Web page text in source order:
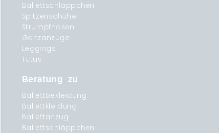
Ballettschläppchen
Spitzenschuhe
Strumpfhosen
Ganzanzüge
Leggings
Tutus
Beratung zu
Ballettbekleidung
Ballettkleidung
Ballettanzug
Ballettschläppchen